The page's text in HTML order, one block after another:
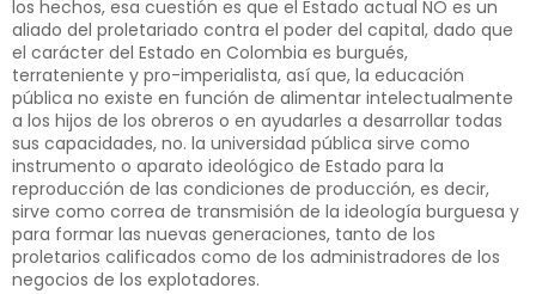
los hechos, esa cuestión es que el Estado actual NO es un
aliado del proletariado contra el poder del capital, dado que
el carácter del Estado en Colombia es burgués,
terrateniente y pro-imperialista, así que, la educación
pública no existe en función de alimentar intelectualmente
a los hijos de los obreros o en ayudarles a desarrollar todas
sus capacidades, no. la universidad pública sirve como
instrumento o aparato ideológico de Estado para la
reproducción de las condiciones de producción, es decir,
sirve como correa de transmisión de la ideología burguesa y
para formar las nuevas generaciones, tanto de los
proletarios calificados como de los administradores de los
negocios de los explotadores.